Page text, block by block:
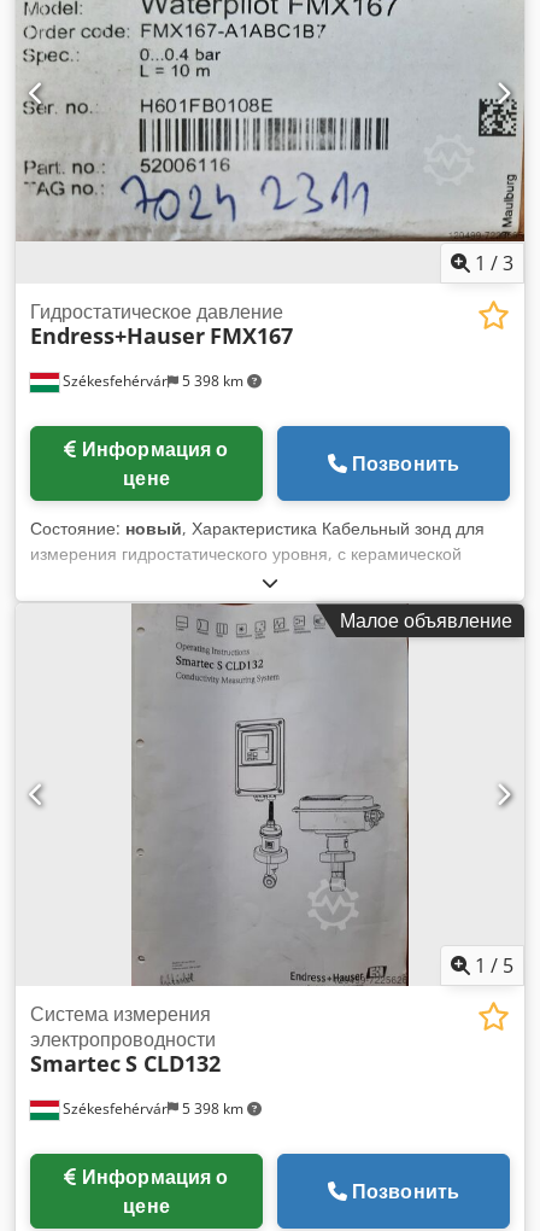
1 /3
Székesfehérvár 5 398 km
Гидростатическое давление
Endress+Hauser FMX167
цене
Позвонить
Состояние: новый, Характеристика Кабельный зонд для
измерения гидростатического уровня, с керамической
ячейкой Диаметр = 22 мм: Общие применения, питьевая
вода Диаметр = 42 мм: Применение в сточных водах
Диаметр = 29 мм: Применение в соленой воде Djdpeh
Малое объявление
1 / 5
Székesfehérvár 5 398 km
Система измерения
электропроводности
SmartecS CLD132
цене
Позвонить